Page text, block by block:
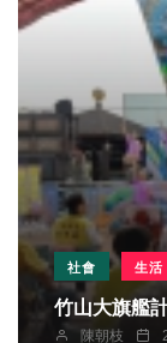
社會 生活
竹山大旗艦
陳朝枝